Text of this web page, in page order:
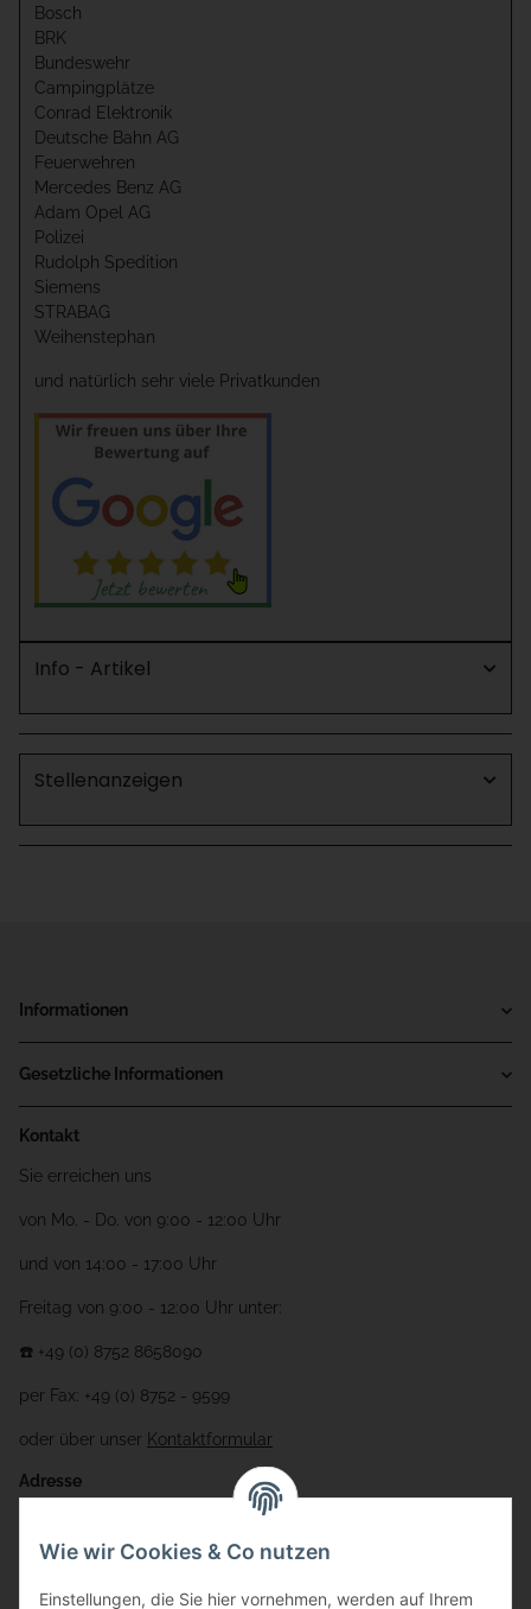
Bosch
BRK
Bundeswehr
Campingplätze
Conrad Elektronik
Deutsche Bahn AG
Feuerwehren
Mercedes Benz AG
Adam Opel AG
Polizei
Rudolph Spedition
Siemens
STRABAG
Weihenstephan
und natürlich sehr viele Privatkunden
Info - Artikel
Stellenanzeigen
Informationen
Gesetzliche Informationen
Kontakt
Sie erreichen uns
von Mo. - Do. von 9:00 - 12:00 Uhr
und von 14:00 - 17:00 Uhr
Freitag von 9:00 - 12:00 Uhr unter:
☎️ +49 (0) 8752 8658090
per Fax: +49 (0) 8752 - 9599
oder über unser Kontaktformular
Adresse
Gewerbering 17
Wie wir Cookies & Co nutzen
Einstellungen, die Sie hier vornehmen, werden auf Ihrem